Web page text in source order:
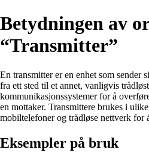
Betydningen av
“Transmitter”
En transmitter er en enhet som sender
fra ett sted til et annet, vanligvis
kommunikasjonssystemer for å
en mottaker. Transmittere brukes i
mobiltelefoner og trådløse nettverk for
Eksempler på bruk